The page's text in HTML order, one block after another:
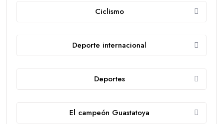
Ciclismo
Deporte internacional
Deportes
El campeón Guastatoya